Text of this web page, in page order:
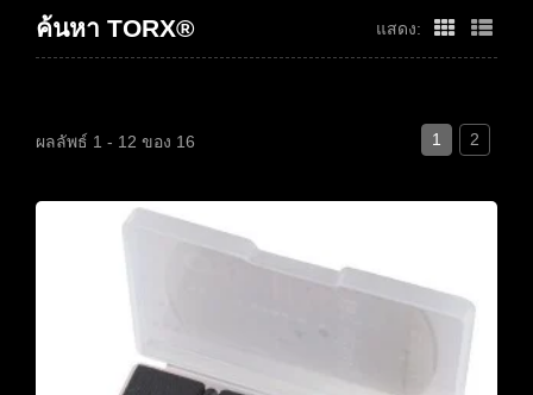
ค้นหา TORX® แสดง:
ผลลัพธ์ 1 - 12 ของ 16 1 2